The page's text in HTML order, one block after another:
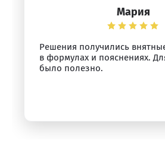
Мария
Решения получились
в формулах и пояснениях.
было полезно.